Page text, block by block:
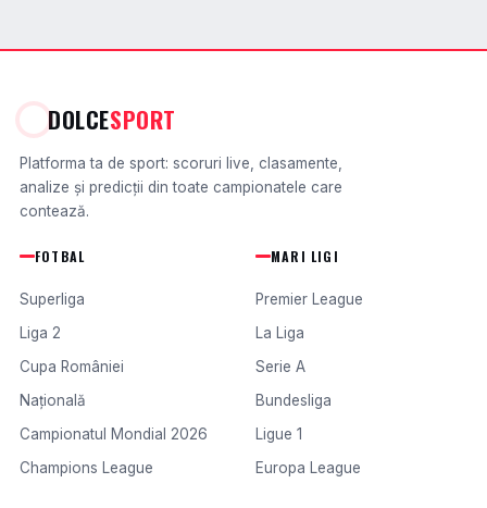
DOLCESPORT
Platforma ta de sport: scoruri live, clasamente,
analize și predicții din toate campionatele care
contează.
FOTBAL
Superliga
Liga 2
Cupa României
Națională
Campionatul Mondial 2026
Champions League
MARI LIGI
Premier League
La Liga
Serie A
Bundesliga
Ligue 1
Europa League